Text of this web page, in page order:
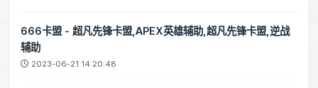
666卡盟 - 超凡先锋卡盟,APEX英雄辅助,超凡先锋卡盟,逆战
辅助
2023-06-21 14:20:48